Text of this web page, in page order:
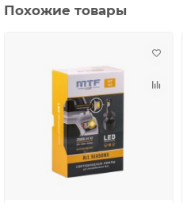
Похожие товары